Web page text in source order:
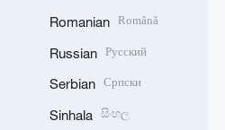
Romanian Română
Russian Русский
Serbian Српски
Sinhala සිංහල